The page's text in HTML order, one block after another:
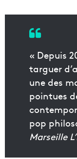
« Depuis
targuer
une des
pointues
pop
Marseille